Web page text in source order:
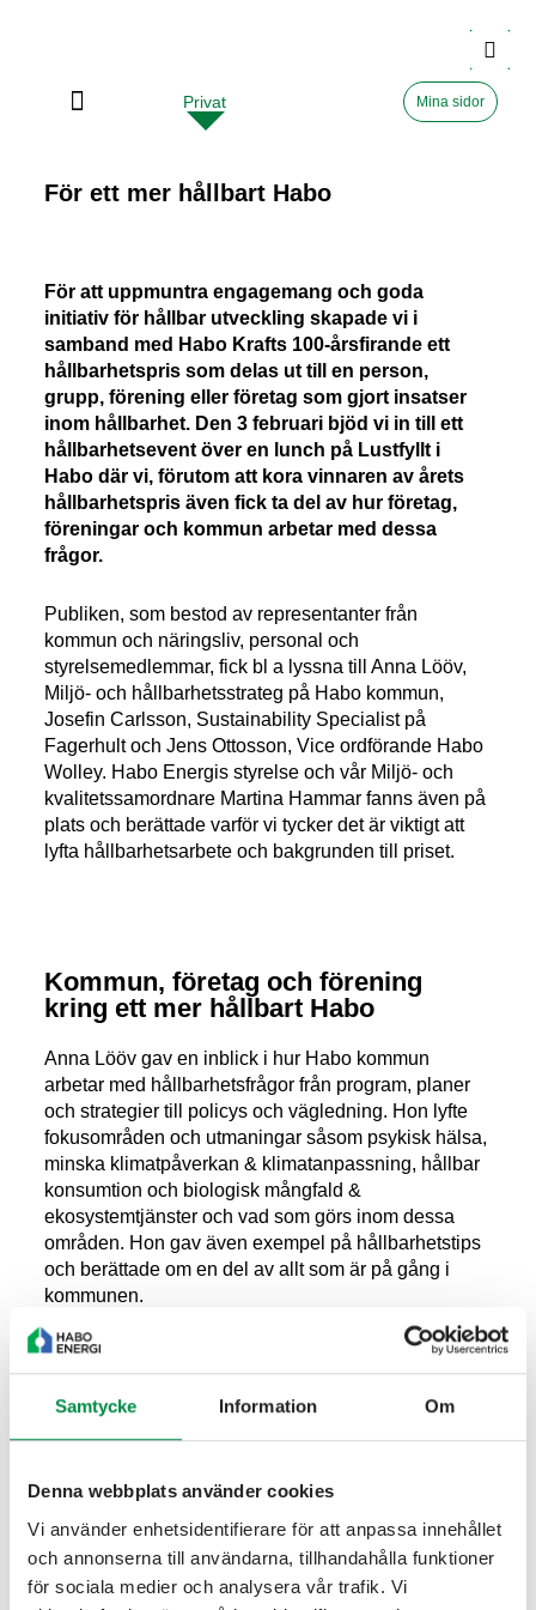
Samtycke Information Om
Denna webbplats använder cookies
Vi använder enhetsidentifierare för att anpassa innehållet
och annonserna till användarna, tillhandahålla funktioner
för sociala medier och analysera vår trafik. Vi
Privat Mina sidor
För ett mer hållbart Habo
För att uppmuntra engagemang och goda
initiativ för hållbar utveckling skapade vi i
samband med Habo Krafts 100-årsfirande ett
hållbarhetspris som delas ut till en person,
grupp, förening eller företag som gjort insatser
inom hållbarhet. Den 3 februari bjöd vi in till ett
hållbarhetsevent över en lunch på Lustfyllt i
Habo där vi, förutom att kora vinnaren av årets
hållbarhetspris även fick ta del av hur företag,
föreningar och kommun arbetar med dessa
frågor.
Publiken, som bestod av representanter från
kommun och näringsliv, personal och
styrelsemedlemmar, fick bl a lyssna till Anna Lööv,
Miljö- och hållbarhetsstrateg på Habo kommun,
Josefin Carlsson, Sustainability Specialist på
Fagerhult och Jens Ottosson, Vice ordförande Habo
Wolley. Habo Energis styrelse och vår Miljö- och
kvalitetssamordnare Martina Hammar fanns även på
plats och berättade varför vi tycker det är viktigt att
lyfta hållbarhetsarbete och bakgrunden till priset.
Kommun, företag och förening
kring ett mer hållbart Habo
Anna Lööv gav en inblick i hur Habo kommun
arbetar med hållbarhetsfrågor från program, planer
och strategier till policys och vägledning. Hon lyfte
fokusområden och utmaningar såsom psykisk hälsa,
minska klimatpåverkan & klimatanpassning, hållbar
konsumtion och biologisk mångfald &
ekosystemtjänster och vad som görs inom dessa
områden. Hon gav även exempel på hållbarhetstips
och berättade om en del av allt som är på gång i
kommunen.
Josefin Carlsson berättade om hur Fagerhult jobbar
för att vara branschledande i arbetet mot en mer
hållbar framtid och hur de har konkretiserat två
ta del av många spännande exempel där företaget
påverkan på vår planet har identifierat långsiktiga
mål inom fyra prioriterade åtgärdsområden. Dessa
har formulerats utifrån FN:s globala mål för hållbar